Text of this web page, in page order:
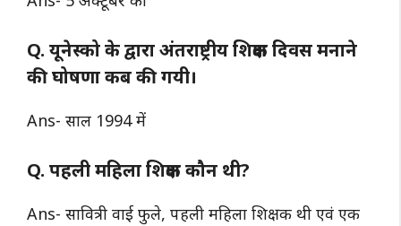
Q. यूनेस्कोके द्वारा अंतराष्ट्रीय शिक्षक दिवस मनाने
की घोषणा कब की गयी।
Ans- साल 1994 में
Q. पहली महिला शिक्षक कौन थी?
Ans- सावित्री वाई फुले, पहली महिला शिक्षक थी एवं एक